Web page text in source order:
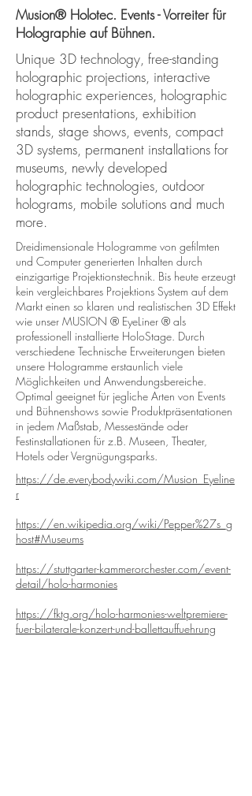
Musion® Holotec. Events - Vorreiter für
Holographie auf Bühnen.
Unique 3D technology, free-standing
holographic projections, interactive
holographic experiences, holographic
product presentations, exhibition
stands, stage shows, events, compact
3D systems, permanent installations for
museums, newly developed
holographic technologies, outdoor
holograms, mobile solutions and much
more.
Dreidimensionale Hologramme von gefilmten
und Computer generierten Inhalten durch
einzigartige Projektionstechnik. Bis heute erzeugt
kein vergleichbares Projektions System auf dem
Markt einen so klaren und realistischen 3D Effekt
wie unser MUSION ® EyeLiner ® als
professionell installierte HoloStage. Durch
verschiedene Technische Erweiterungen bieten
unsere Hologramme erstaunlich viele
Möglichkeiten und Anwendungsbereiche.
Optimal geeignet für jegliche Arten von Events
und Bühnenshows sowie Produktpräsentationen
in jedem Maßstab, Messestände oder
Festinstallationen für z.B. Museen, Theater,
Hotels oder Vergnügungsparks.
https://de.everybodywiki.com/Musion_Eyeline
r
https://en.wikipedia.org/wiki/Pepper%27s_g
host#Museums
https://stuttgarter-kammerorchester.com/event-
detail/holo-harmonies
https://fktg.org/holo-harmonies-weltpremiere-
fuer-bilaterale-konzert-und-ballettauffuehrung